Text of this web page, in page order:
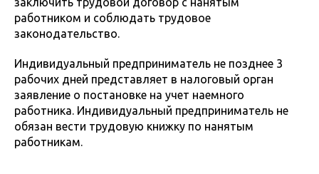
работником и соблюдать трудовое
законодательство.
Индивидуальный предприниматель не позднее 3
рабочих дней представляет в налоговый орган
заявление о постановке на учет наемного
работника. Индивидуальный предприниматель не
обязан вести трудовую книжку по нанятым
работникам.